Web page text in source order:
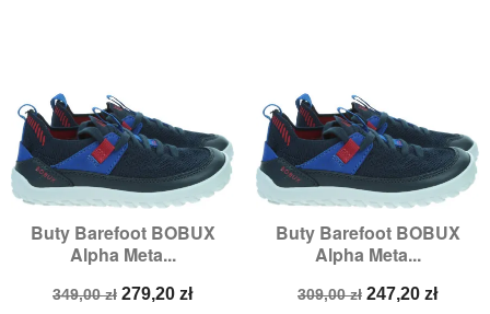
Buty Barefoot BOBUX
Alpha Meta...
Cena
349,00 zł Cena
279,20 zł
Buty Barefoot BOBUX
Alpha Meta...
Cena
309,00 zł Cena
247,20 zł